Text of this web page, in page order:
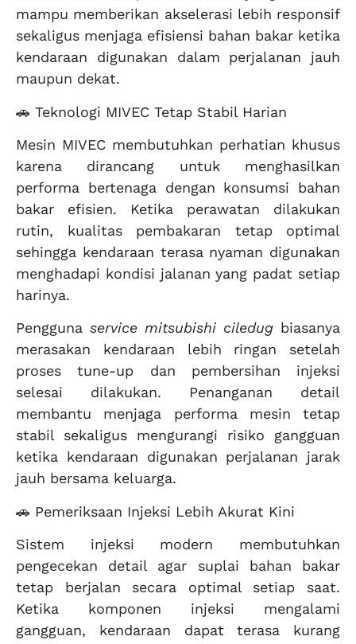
mampu memberikan akselerasi lebih responsif
sekaligus menjaga efisiensi bahan bakar ketika
kendaraan digunakan dalam perjalanan jauh
maupun dekat.
🚗 Teknologi MIVEC Tetap Stabil Harian
Mesin MIVEC membutuhkan perhatian khusus
karena dirancang untuk menghasilkan
performa bertenaga dengan konsumsi bahan
bakar efisien. Ketika perawatan dilakukan
rutin, kualitas pembakaran tetap optimal
sehingga kendaraan terasa nyaman digunakan
menghadapi kondisi jalanan yang padat setiap
harinya.
Pengguna service mitsubishi ciledug biasanya
merasakan kendaraan lebih ringan setelah
proses tune-up dan pembersihan injeksi
selesai dilakukan. Penanganan detail
membantu menjaga performa mesin tetap
stabil sekaligus mengurangi risiko gangguan
ketika kendaraan digunakan perjalanan jarak
jauh bersama keluarga.
🚗 Pemeriksaan Injeksi Lebih Akurat Kini
Sistem injeksi modern membutuhkan
pengecekan detail agar suplai bahan bakar
tetap berjalan secara optimal setiap saat.
Ketika komponen injeksi mengalami
gangguan, kendaraan dapat terasa kurang